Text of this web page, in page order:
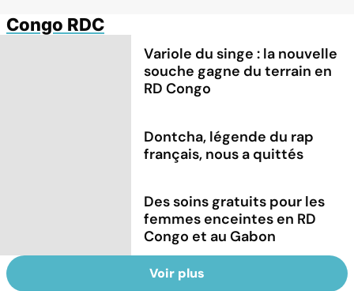
Congo RDC
Variole du singe : la nouvelle
souche gagne du terrain en
RD Congo
Dontcha, légende du rap
français, nous a quittés
Des soins gratuits pour les
femmes enceintes en RD
Congo et au Gabon
Voir plus